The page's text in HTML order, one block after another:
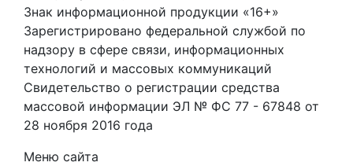
Знак информационной продукции «16+»
Зарегистрировано федеральной службой по
надзору в сфере связи, информационных
технологий и массовых коммуникаций
Свидетельство о регистрации средства
массовой информации ЭЛ № ФС 77 - 67848 от
28 ноября 2016 года
Меню сайта